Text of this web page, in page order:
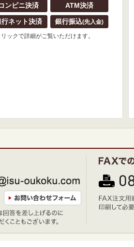
ンビニ決済 ATM決済
行ネット決済 銀行振込(先入金)
ックで詳細がご覧いただけます。